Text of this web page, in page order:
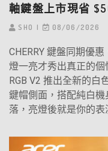
軸鍵盤上市現省
SHO 08/06/2026
CHERRY 鍵盤同期優
燈一亮才秀出真正的個
RGB V2 推出全新的白
鍵帽側面，搭配純白機
落，亮燈後就是你的